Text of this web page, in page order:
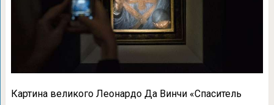
Картина великого Леонардо Да Винчи «Спаситель